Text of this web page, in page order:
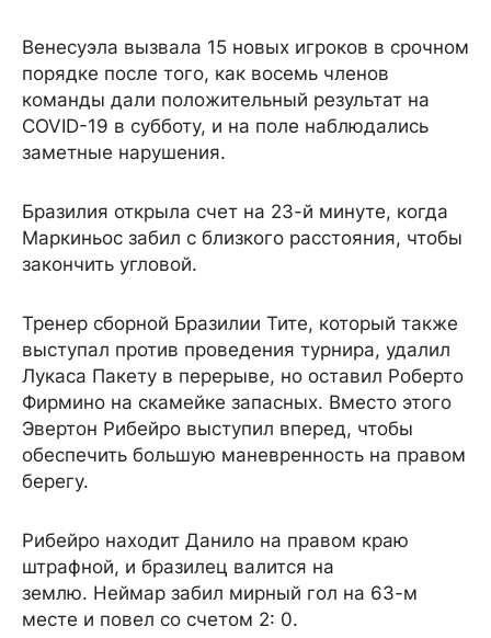
Венесуэла вызвала 15 новых игроков в срочном
порядке после того, как восемь членов
команды дали положительный результат на
COVID-19 в субботу, и на поле наблюдались
заметные нарушения.
Бразилия открыла счет на 23-й минуте, когда
Маркиньос забил с близкого расстояния, чтобы
закончить угловой.
Тренер сборной Бразилии Тите, который также
выступал против проведения турнира, удалил
Лукаса Пакету в перерыве, но оставил Роберто
Фирмино на скамейке запасных. Вместо этого
Эвертон Рибейро выступил вперед, чтобы
обеспечить большую маневренность на правом
берегу.
Рибейро находит Данило на правом краю
штрафной, и бразилец валится на
землю. Неймар забил мирный гол на 63-м
месте и повел со счетом 2: 0.